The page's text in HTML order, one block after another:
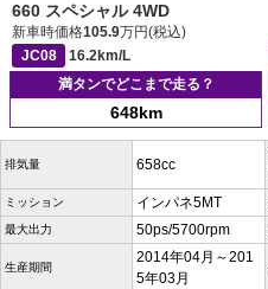
660 スペシャル 4WD
新車時価格105.9万円(税込)
JC08
16.2km/L
満タンでどこまで走る？
648km
排気量 658cc
ミッション インパネ5MT
最大出力 50ps/5700rpm
生産期間
2014年04月～201
5年03月